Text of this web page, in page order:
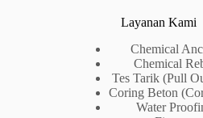
Layanan Kami
Chemical
Chemical
Tes Tarik (Pull
Coring Beton
Water